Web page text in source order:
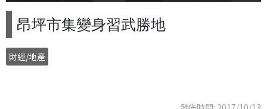
昂坪市集變身習武勝地
財經/地產